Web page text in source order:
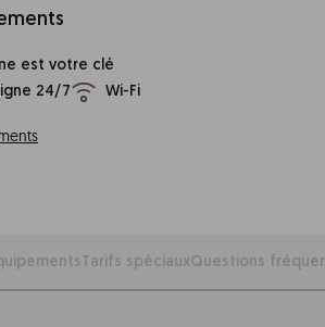
est votre clé
24/7
Wi-Fi
Tarifs spéciauxQuestions